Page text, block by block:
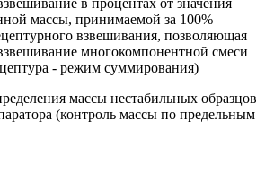
массы, принимаемой за 100%
взвешивания, позволяющая
многокомпонентной смеси
- режим суммирования)
массы нестабильных образцов
(контроль массы по предельным